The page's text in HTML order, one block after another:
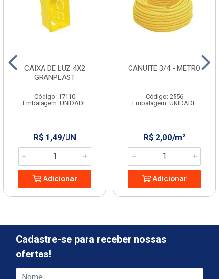
CAIXA DE LUZ 4X2
GRANPLAST
Código: 17110
Embalagem: UNIDADE
R$ 1,49/UN
Adicionar
CANUITE 3/4 - METRO
Código: 2556
Embalagem: UNIDADE
R$ 2,00/m²
Adicionar
Cadastre-se para receber nossas
ofertas!